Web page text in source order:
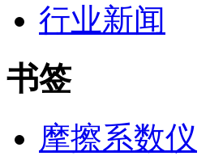
行业新闻
书签
摩擦系数仪